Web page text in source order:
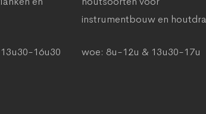
16u30
instrumentbouw en
woe: 8u-12u & 13u30-17u